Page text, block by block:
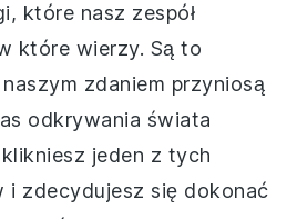
które nasz zespół
które wierzy. Są to
zdaniem przyniosą
odkrywania świata
jeden z tych
i zdecydujesz się dokonać